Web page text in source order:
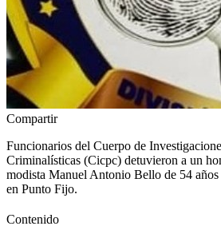
Compartir
Funcionarios del Cuerpo de
Criminalísticas (Cicpc) detuvieron a un
modista Manuel Antonio Bello de 54
en Punto Fijo.
Contenido